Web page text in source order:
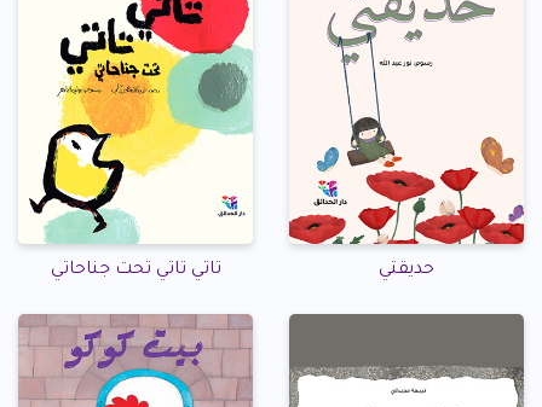
حديقتي تاتي تاتي تحت جناحاتي